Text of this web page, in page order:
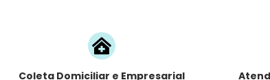
Coleta Domiciliar e Empresarial